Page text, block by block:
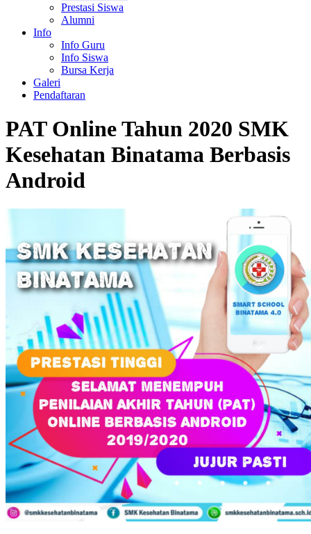
Prestasi Siswa
Alumni
Info
Info Guru
Info Siswa
Bursa Kerja
Galeri
Pendaftaran
PAT Online Tahun 2020 SMK
Kesehatan Binatama Berbasis
Android